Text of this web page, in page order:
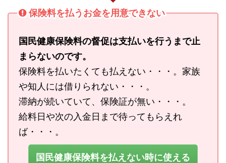
保険料を払うお金を用意できない
国民健康保険料の督促は支払いを行うまで止
まらないのです。
保険料を払いたくても払えない・・・。家族
や知人には借りられない・・・。
滞納が続いていて、保険証が無い・・・。
給料日や次の入金日まで待ってもらえれ
ば・・・。
国民健康保険料を払えない時に使える